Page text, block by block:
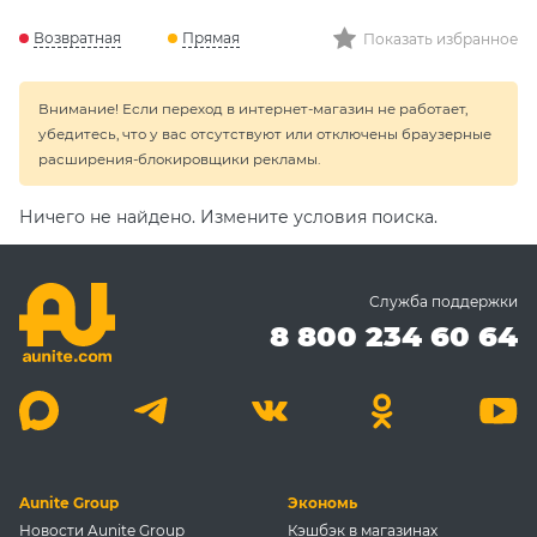
Возвратная Прямая Показать избранное
Внимание! Если переход в интернет-магазин не работает,
убедитесь, что у вас отсутствуют или отключены браузерные
расширения-блокировщики рекламы.
Ничего не найдено. Измените условия поиска.
Служба поддержки
8 800 234 60 64
Aunite Group
Новости Aunite Group
Экономь
Кэшбэк в магазинах